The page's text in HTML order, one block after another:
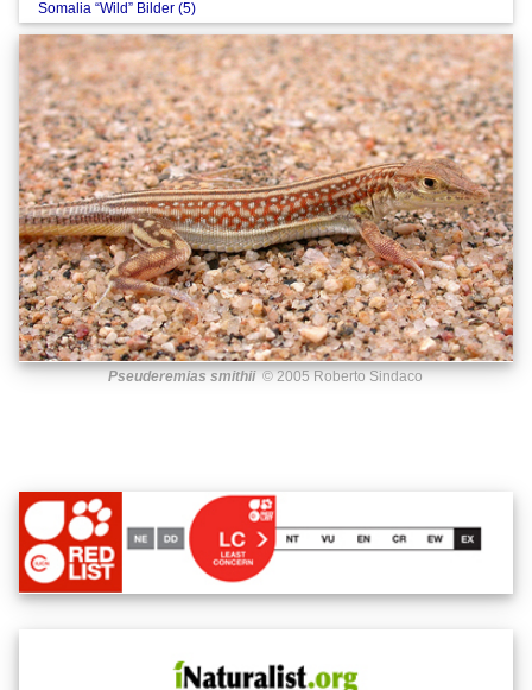
Somalia “Wild” Bilder (5)
Pseuderemias smithii© 2005 Roberto Sindaco